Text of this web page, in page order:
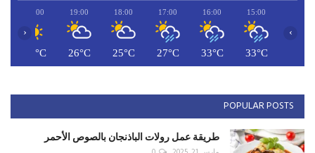
15:00
33°C
16:00
33°C
17:00
27°C
18:00
25°C
19:00
26°C
20:00
26°C
‹ ›
POPULAR POSTS
طريقة عمل رولات الباذنجان بالصوص الأحمر